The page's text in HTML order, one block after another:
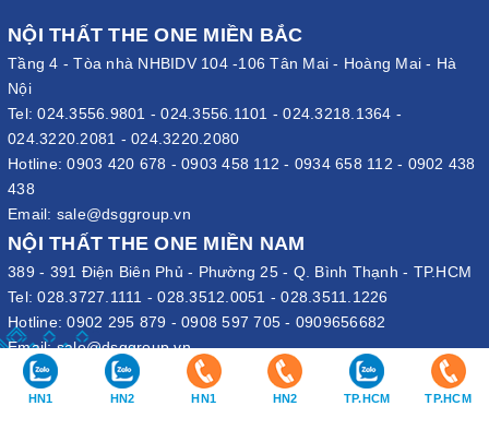
NỘI THẤT THE ONE MIỀN BẮC
Tầng 4 - Tòa nhà NHBIDV 104 -106 Tân Mai - Hoàng Mai - Hà
Nội
Tel:024.3556.9801 -024.3556.1101 -024.3218.1364 -
024.3220.2081 - 024.3220.2080
Hotline:0903 420 678 - 0903 458 112 - 0934 658 112 - 0902 438
438
Email: sale@dsggroup.vn
NỘI THẤT THE ONE MIỀN NAM
389 - 391 Điện Biên Phủ - Phường 25 - Q. Bình Thạnh - TP.HCM
Tel:028.3727.1111 -028.3512.0051 -028.3511.1226
Hotline:0902 295 879 - 0908 597 705 - 0909656682
Email:sale@dsggroup.vn
VĂN PHÒNG TẬP ĐOÀN
109 Trần Hưng Đạo - P. Cửa Nam - Q. Hoàn Kiếm - Hà Nội
HN1 HN2 HN1 HN2 TP.HCM TP.HCM